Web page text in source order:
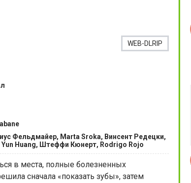
WEB-DLRIP
Фельдмайер, Marta Sroka, Винсент Редецки,
Huang, Штеффи Кюнерт, Rodrigo Rojo
в места, полные болезненных
сначала «показать зубы», затем